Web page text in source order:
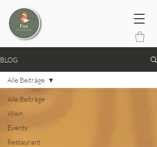
BLOG
Alle Beiträge
Wein
Events
Restaurant
Alle Beiträge